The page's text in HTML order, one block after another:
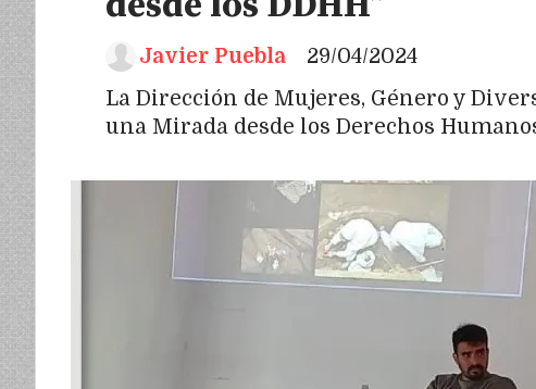
La Dirección de Mujeres, Género y
una Mirada desde los Derechos
29/04/2024
Javier Puebla